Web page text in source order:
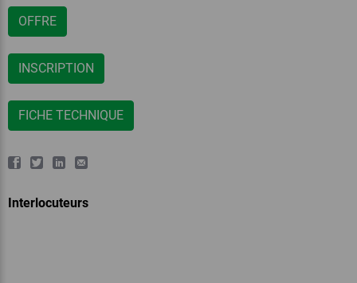
OFFRE
INSCRIPTION
FICHE TECHNIQUE
Interlocuteurs